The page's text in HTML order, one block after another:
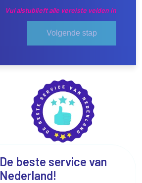
Vul alstublieft alle vereiste velden in
Volgende stap
De beste service van
Nederland!